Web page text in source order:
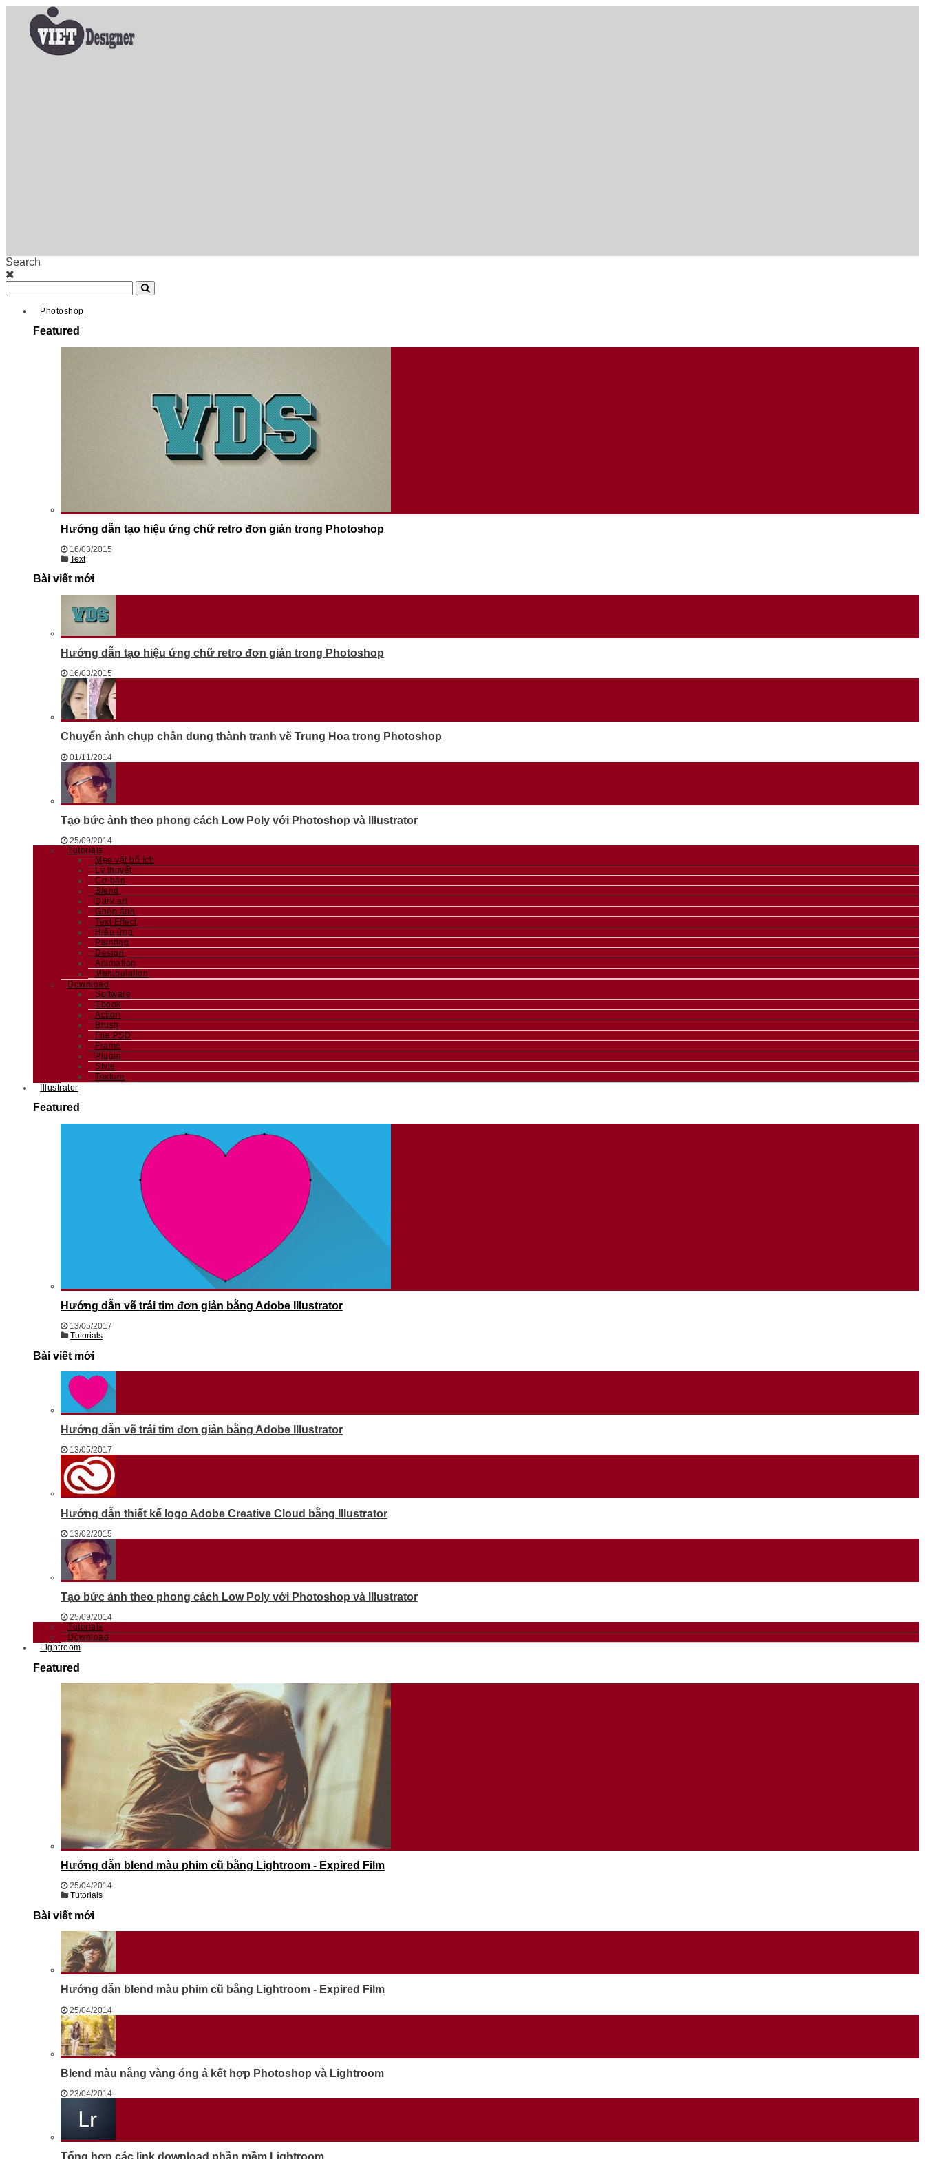
Search
Photoshop
Featured
Hướng dẫn tạo hiệu ứng chữ retro đơn giản trong Photoshop
16/03/2015
Text
Bài viết mới
Hướng dẫn tạo hiệu ứng chữ retro đơn giản trong Photoshop
16/03/2015
Chuyển ảnh chụp chân dung thành tranh vẽ Trung Hoa trong Photoshop
01/11/2014
Tạo bức ảnh theo phong cách Low Poly với Photoshop và Illustrator
25/09/2014
Tutorials
Mẹo vặt bổ ích
Lý thuyết
Cơ bản
Blend
Dark art
Ghép ảnh
Text Effect
Hiệu ứng
Painting
Design
Animation
Manipulation
Download
Software
Ebook
Action
Brush
File PSD
Frame
Plugin
Style
Texture
Illustrator
Featured
Hướng dẫn vẽ trái tim đơn giản bằng Adobe Illustrator
13/05/2017
Tutorials
Bài viết mới
Hướng dẫn vẽ trái tim đơn giản bằng Adobe Illustrator
13/05/2017
Hướng dẫn thiết kế logo Adobe Creative Cloud bằng Illustrator
13/02/2015
Tạo bức ảnh theo phong cách Low Poly với Photoshop và Illustrator
25/09/2014
Tutorials
Download
Lightroom
Featured
Hướng dẫn blend màu phim cũ bằng Lightroom - Expired Film
25/04/2014
Tutorials
Bài viết mới
Hướng dẫn blend màu phim cũ bằng Lightroom - Expired Film
25/04/2014
Blend màu nắng vàng óng ả kết hợp Photoshop và Lightroom
23/04/2014